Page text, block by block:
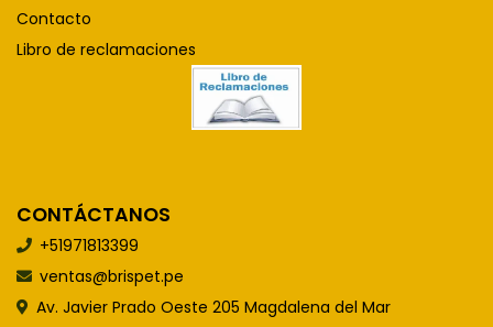
Contacto
Libro de reclamaciones
CONTÁCTANOS
+51971813399
ventas@brispet.pe
Av. Javier Prado Oeste 205 Magdalena del Mar